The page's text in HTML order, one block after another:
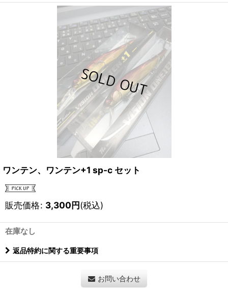
ワンテン、ワンテン+1 sp-c セット
販売価格: 3,300円(税込)
在庫なし
返品特約に関する重要事項
お問い合わせ